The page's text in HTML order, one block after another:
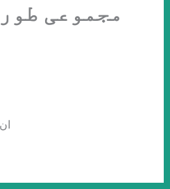
مجموعی